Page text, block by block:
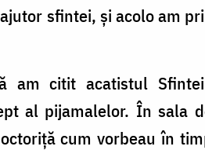
sfintei, și acolo am
am citit acatistul
al pijamalelor. În sala
cum vorbeau în